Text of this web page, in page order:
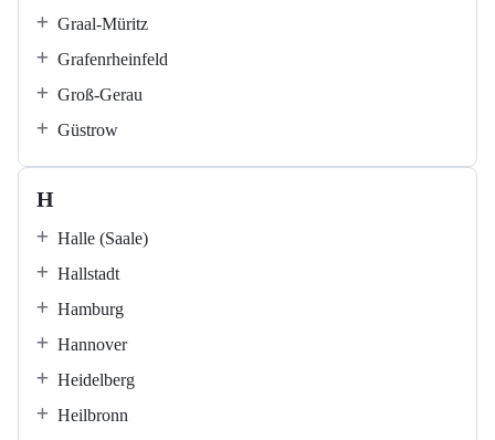
Graal-Müritz
Grafenrheinfeld
Groß-Gerau
Güstrow
H
Halle (Saale)
Hallstadt
Hamburg
Hannover
Heidelberg
Heilbronn